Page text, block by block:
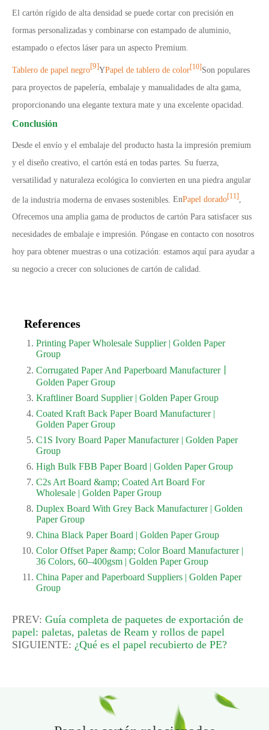
El cartón rígido de alta densidad se puede cortar con precisión en
formas personalizadas y combinarse con estampado de aluminio,
estampado o efectos láser para un aspecto Premium.
Tablero de papel negro[9]YPapel de tablero de color[10]Son populares
para proyectos de papelería, embalaje y manualidades de alta gama,
proporcionando una elegante textura mate y una excelente opacidad.
Conclusión
Desde el envío y el embalaje del producto hasta la impresión premium
y el diseño creativo, el cartón está en todas partes. Su fuerza,
versatilidad y naturaleza ecológica lo convierten en una piedra angular
de la industria moderna de envases sostenibles. EnPapel dorado [11] ,
Ofrecemos una amplia gama de productos de cartón Para satisfacer sus
necesidades de embalaje e impresión. Póngase en contacto con nosotros
hoy para obtener muestras o una cotización: estamos aquí para ayudar a
su negocio a crecer con soluciones de cartón de calidad.
References
Printing Paper Wholesale Supplier | Golden Paper
Group
Corrugated Paper And Paperboard Manufacturer丨
Golden Paper Group
Kraftliner Board Supplier | Golden Paper Group
Coated Kraft Back Paper Board Manufacturer |
Golden Paper Group
C1S Ivory Board Paper Manufacturer | Golden Paper
Group
High Bulk FBB Paper Board | Golden Paper Group
C2s Art Board &amp; Coated Art Board For
Wholesale | Golden Paper Group
Duplex Board With Grey Back Manufacturer | Golden
Paper Group
China Black Paper Board | Golden Paper Group
Color Offset Paper &amp; Color Board Manufacturer |
36 Colors, 60–400gsm | Golden Paper Group
China Paper and Paperboard Suppliers | Golden Paper
Group
PREV: Guía completa de paquetes de exportación de
papel: paletas, paletas de Ream y rollos de papel
SIGUIENTE: ¿Qué es el papel recubierto de PE?